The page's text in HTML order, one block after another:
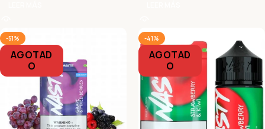
-51%
AGOTAD
O
-41%
AGOTAD
O